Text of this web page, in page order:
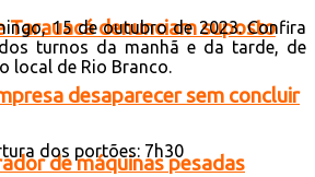
Tarauacá denunciam suposto
desaparecer sem concluir
de máquinas pesadas
15 de outubro de 2023. Confira
turnos da manhã e da tarde, de
local de Rio Branco.
dos portões: 7h30